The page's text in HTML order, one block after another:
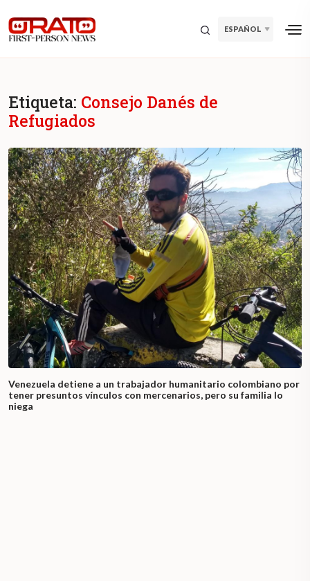
ESPAÑOL
Etiqueta: Consejo Danés de
Refugiados
Venezuela detiene a un trabajador humanitario colombiano por
tener presuntos vínculos con mercenarios, pero su familia lo
niega